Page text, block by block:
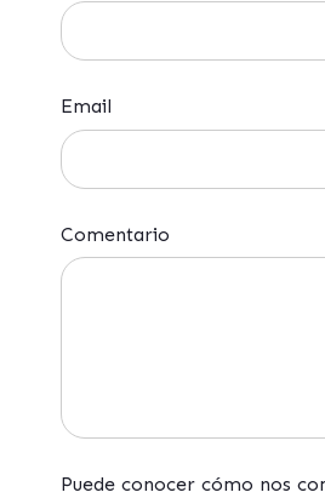
Email
Comentario
Puede conocer cómo nos